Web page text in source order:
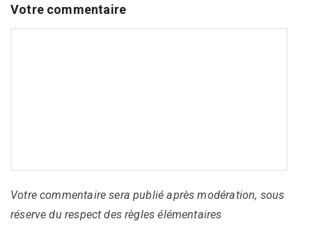
Votre commentaire
Votre commentaire sera publié après modération, sous
réserve du respect des règles élémentaires